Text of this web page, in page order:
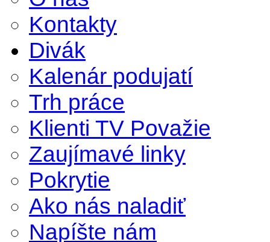
Kontakty
Divák
Kalenár podujatí
Trh práce
Klienti TV Považie
Zaujímavé linky
Pokrytie
Ako nás naladiť
Napíšte nám